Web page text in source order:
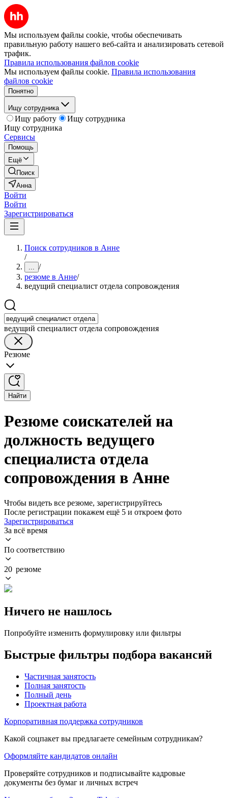
Мы используем файлы cookie, чтобы обеспечивать
правильную работу нашего веб-сайта и анализировать сетевой
трафик.
Правила использования файлов cookie
Мы используем файлы cookie. Правила использования
файлов cookie
Понятно
Ищу сотрудника
Ищу работу
Ищу сотрудника
Ищу сотрудника
Сервисы
Помощь
Ещё
Поиск
Анна
Войти
Войти
Зарегистрироваться
Поиск сотрудников в Анне
/
... /
резюме в Анне/
ведущий специалист отдела сопровождения
ведущий специалист отдела сопровождения
Резюме
Найти
Резюме соискателей на
должность ведущего
специалиста отдела
сопровождения в Анне
Чтобы видеть все резюме, зарегистрируйтесь
После регистрации покажем ещё 5 и откроем фото
Зарегистрироваться
За всё время
По соответствию
20 резюме
Ничего не нашлось
Попробуйте изменить формулировку или фильтры
Быстрые фильтры подбора вакансий
Частичная занятость
Полная занятость
Полный день
Проектная работа
Корпоративная поддержка сотрудников
Какой соцпакет вы предлагаете семейным сотрудникам?
Оформляйте кандидатов онлайн
Проверяйте сотрудников и подписывайте кадровые
документы без бумаг и личных встреч